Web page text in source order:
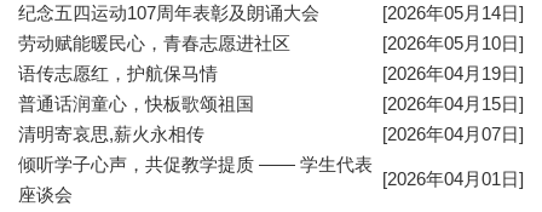
纪念五四运动107周年表彰及朗诵大会
[2026年05月14日]
劳动赋能暖民心，青春志愿进社区
[2026年05月10日]
语传志愿红，护航保马情
[2026年04月19日]
普通话润童心，快板歌颂祖国
[2026年04月15日]
清明寄哀思,薪火永相传
[2026年04月07日]
倾听学子心声，共促教学提质 —— 学生代表
座谈会
[2026年04月01日]